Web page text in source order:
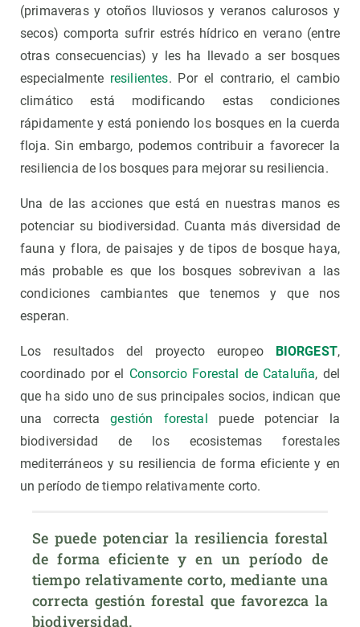
(primaveras y otoños lluviosos y veranos calurosos y
secos) comporta sufrir estrés hídrico en verano (entre
otras consecuencias) y les ha llevado a ser bosques
especialmente resilientes. Por el contrario, el cambio
climático está modificando estas condiciones
rápidamente y está poniendo los bosques en la cuerda
floja. Sin embargo, podemos contribuir a favorecer la
resiliencia de los bosques para mejorar su resiliencia.
Una de las acciones que está en nuestras manos es
potenciar su biodiversidad. Cuanta más diversidad de
fauna y flora, de paisajes y de tipos de bosque haya,
más probable es que los bosques sobrevivan a las
condiciones cambiantes que tenemos y que nos
esperan.
Los resultados del proyecto europeo BIORGEST,
coordinado por el Consorcio Forestal de Cataluña, del
que ha sido uno de sus principales socios, indican que
una correctagestión forestal puede potenciar la
biodiversidad de los ecosistemas forestales
mediterráneos y su resiliencia de forma eficiente y en
un período de tiempo relativamente corto.
Se puede potenciar la resiliencia forestal
de forma eficiente y en un período de
tiempo relativamente corto, mediante una
correcta gestión forestal que favorezca la
biodiversidad.